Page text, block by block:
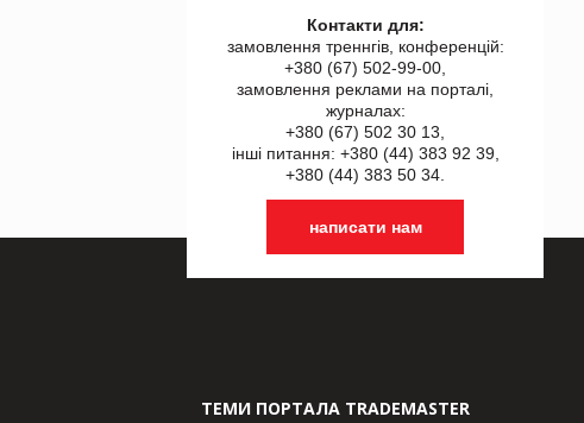
Контакти для:
замовлення треннгів, конференцій:
+380 (67) 502-99-00,
замовлення реклами на порталі,
журналах:
+380 (67) 502 30 13,
інші питання: +380 (44) 383 92 39,
+380 (44) 383 50 34.
написати нам
ТЕМИ ПОРТАЛА TRADEMASTER